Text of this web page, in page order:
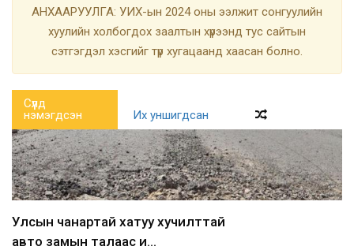
АНХААРУУЛГА: УИХ-ын 2024 оны ээлжит сонгуулийн
хуулийн холбогдох заалтын хүрээнд тус сайтын
сэтгэгдэл хэсгийг түр хугацаанд хаасан болно.
Сүүлд
нэмэгдсэн
Их уншигдсан
Улсын чанартай хатуу хучилттай
авто замын талаас и...